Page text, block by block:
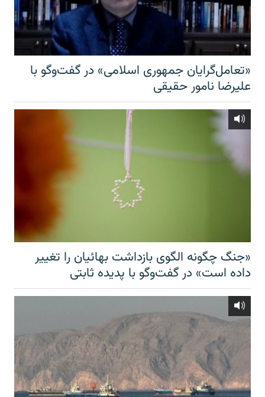
«تعامل‌گرایان جمهوری اسلامی» در گفت‌وگو با
علیرضا نامور حقیقی
«جنگ چگونه الگوی بازداشت بهائیان را تغییر
داده است» در گفت‌وگو با پدیده ثابتی